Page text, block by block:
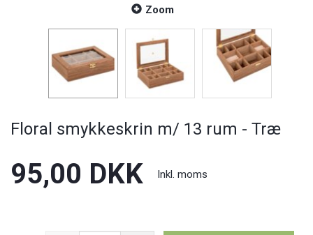
Zoom
Floral smykkeskrin m/ 13 rum - Træ
95,00 DKK Inkl. moms